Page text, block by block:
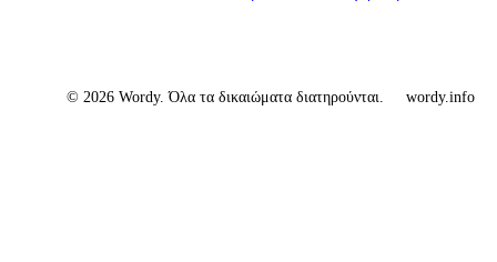
© 2026 Wordy. Όλα τα δικαιώματα διατηρούνται. wordy.info